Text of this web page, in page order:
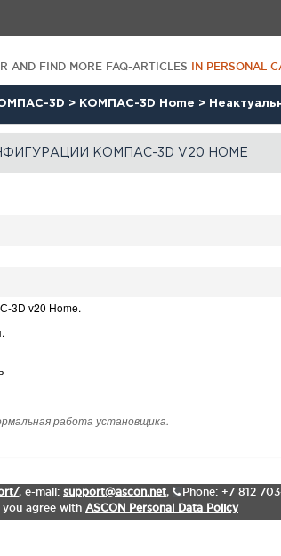
AND FIND MORE FAQ-ARTICLES IN PERSONAL
3D > КОМПАС-3D Home >
КОМПАС-3D V20 HOME
3D v20 Home.
работа установщика.
, e-mail: support@ascon.net, Phone: +7 812
you agree with ASCON Personal Data Policy